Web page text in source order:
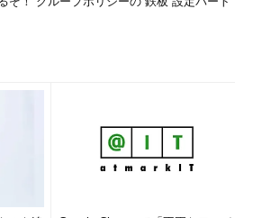
標準ツールを用いて簡単に検索、
保存することが可能である。別ツール
この形式で保存されたファイルが必要
いう出力形式があるが、こちらは読者
とよいだろう。